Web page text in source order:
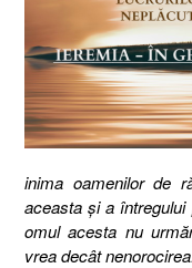
inima oamenilor de
aceasta şi a
omul acesta nu
vrea decât